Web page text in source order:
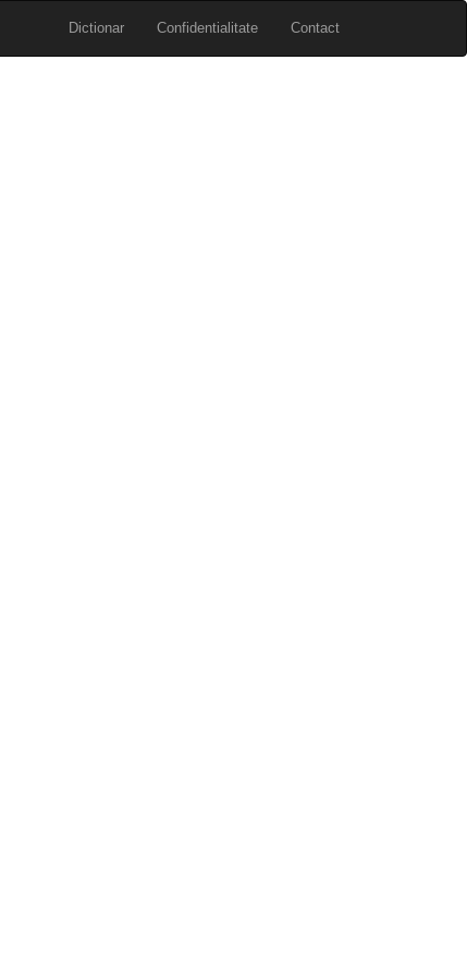
Dictionar Confidentialitate Contact